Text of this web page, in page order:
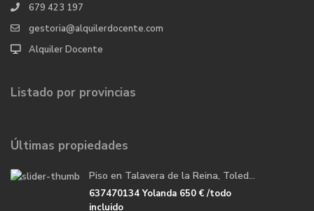
679 423 197
gestoria@alquilerdocente.com
Alquiler Docente
Listado por provincias
Últimas propiedades
Piso en Talavera de la Reina, Toled...
637470134 Yolanda 650 €/todo
incluido